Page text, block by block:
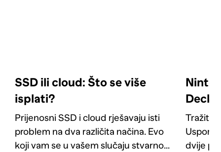
SSD ili cloud: Što se više
isplati?
Prijenosni SSD i cloud rješavaju isti
problem na dva različita načina. Evo
koji vam se u vašem slučaju stvarno
Deck:
Tražite
dvije